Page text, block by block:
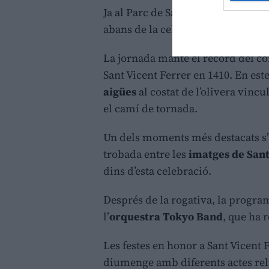
Ja al Parc de Sant Vicent, els
abans de la celebració de la
La jornada manté el record del
Sant Vicent Ferrer en 1410. En
aigües al costat de l’olivera
el camí de tornada.
Un dels moments més destacats
trobada entre les imatges de
dins d’esta celebració.
Després de la rogativa, la
l’orquestra Tokyo Band, que ha
Les festes en honor a Sant
diumenge amb diferents actes